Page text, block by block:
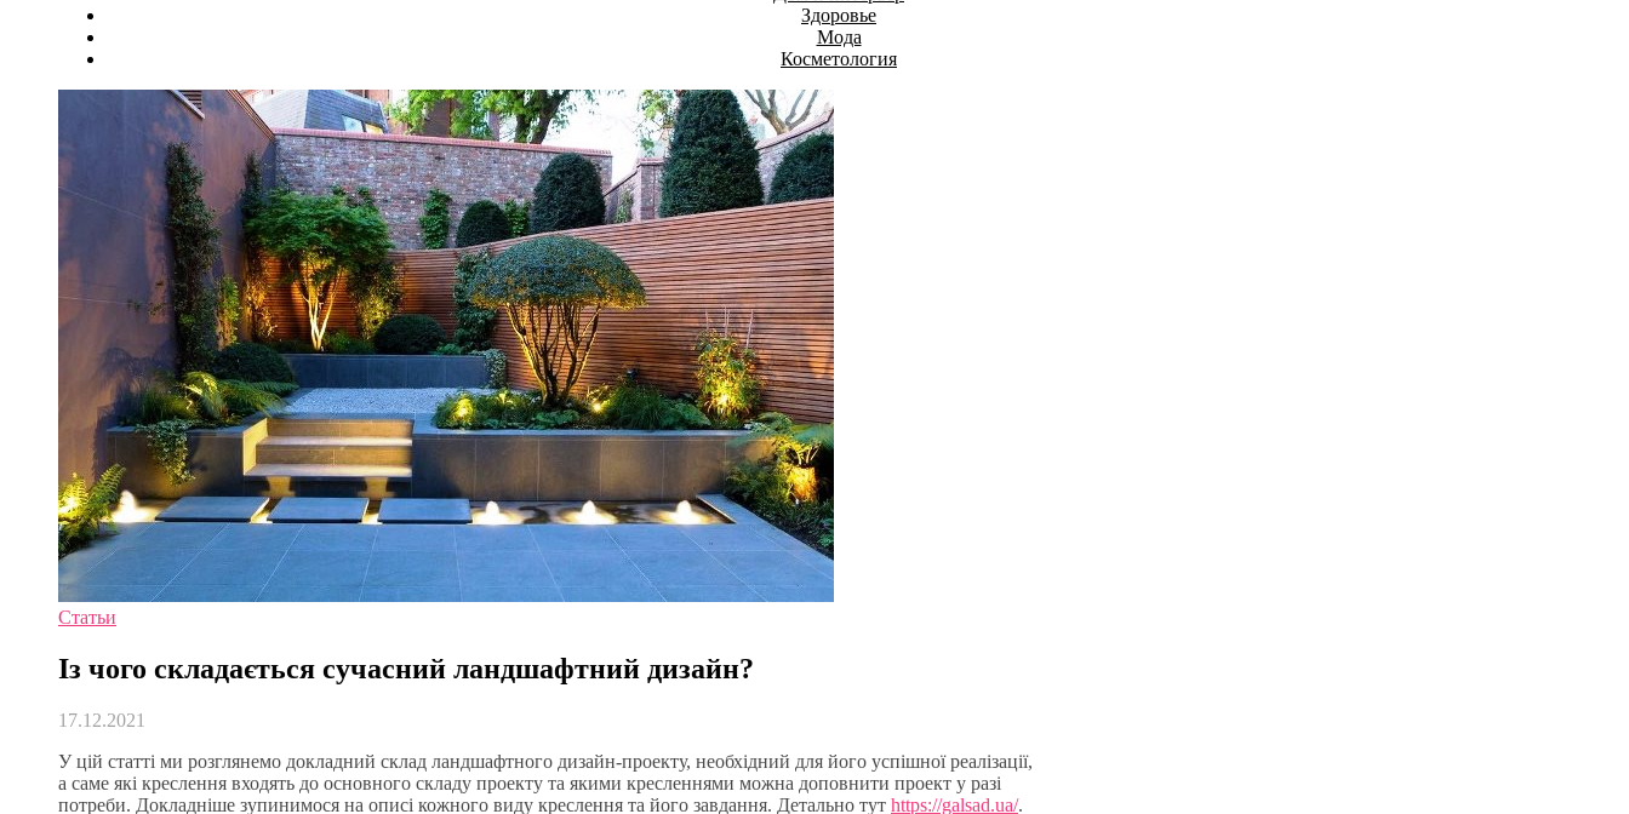
Здоровье
Мода
Косметология
Статьи
Із чого складається сучасний ландшафтний дизайн?
17.12.2021
У цій статті ми розглянемо докладний склад ландшафтного дизайн-проекту, необхідний для його успішної реалізації,
а саме які креслення входять до основного складу проекту та якими кресленнями можна доповнити проект у разі
потреби. Докладніше зупинимося на описі кожного виду креслення та його завдання. Детально тут https://galsad.ua/.